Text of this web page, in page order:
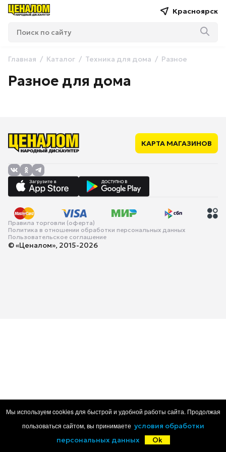
Красноярск
Главная Каталог Техника для дома Разное
Разное для дома
КАРТА МАГАЗИНОВ
Правила торговли (оферта)
Политика в отношении обработки персональных данных
Пользовательское соглашение
© «Ценалом», 2015-2026
Каталог Корзина Избранное
Мы используем cookies для быстрой и удобной работы сайта. Продолжая
пользоваться сайтом, вы принимаете условия обработки
персональных данных
Ok